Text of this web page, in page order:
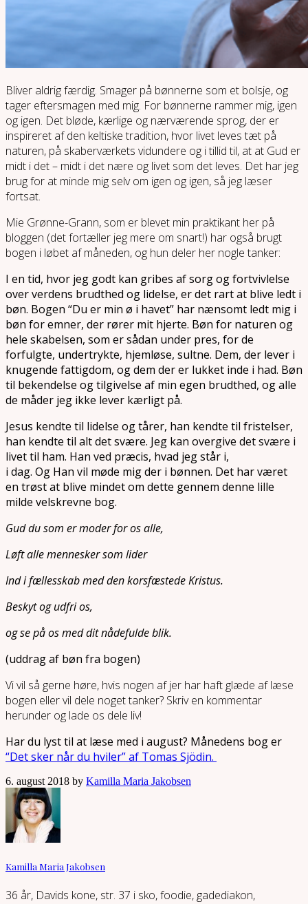
Bliver aldrig færdig. Smager på bønnerne som et bolsje, og
tager eftersmagen med mig. For bønnerne rammer mig, igen
og igen. Det bløde, kærlige og nærværende sprog, der er
inspireret af den keltiske tradition, hvor livet leves tæt på
naturen, på skaberværkets vidundere og i tillid til, at at Gud er
midt i det – midt i det nære og livet som det leves. Det har jeg
brug for at minde mig selv om igen og igen, så jeg læser
fortsat.
Mie Grønne-Grann, som er blevet min praktikant her på
bloggen (det fortæller jeg mere om snart!) har også brugt
bogen i løbet af måneden, og hun deler her nogle tanker:
I en tid, hvor jeg godt kan gribes af sorg og fortvivlelse
over verdens brudthed og lidelse, er det rart at blive ledt i
bøn. Bogen “Du er min ø i havet” har nænsomt ledt mig i
bøn for emner, der rører mit hjerte. Bøn for naturen og
hele skabelsen, som er sådan under pres, for de
forfulgte, undertrykte, hjemløse, sultne. Dem, der lever i
knugende fattigdom, og dem der er lukket inde i had. Bøn
til bekendelse og tilgivelse af min egen brudthed, og alle
de måder jeg ikke lever kærligt på.
Jesus kendte til lidelse og tårer, han kendte til fristelser,
han kendte til alt det svære. Jeg kan overgive det svære i
livet til ham. Han ved præcis, hvad jeg står i,
i dag. Og Han vil møde mig der i bønnen. Det har været
en trøst at blive mindet om dette gennem denne lille
milde velskrevne bog.
Gud du som er moder for os alle,
Løft alle mennesker som lider
Ind i fællesskab med den korsfæstede Kristus.
Beskyt og udfri os,
og se på os med dit nådefulde blik.
(uddrag af bøn fra bogen)
Vi vil så gerne høre, hvis nogen af jer har haft glæde af læse
bogen eller vil dele noget tanker? Skriv en kommentar
herunder og lade os dele liv!
Har du lyst til at læse med i august? Månedens bog er
“Det sker når du hviler” af Tomas Sjödin.
6. august 2018 by Kamilla Maria Jakobsen
Kamilla Maria Jakobsen
36 år, Davids kone, str. 37 i sko, foodie, gadediakon,